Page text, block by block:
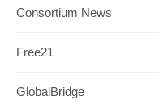
Consortium News
Free21
GlobalBridge